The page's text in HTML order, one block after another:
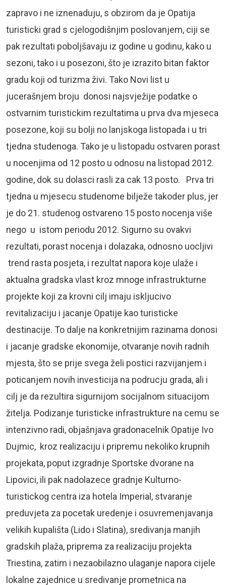
zapravo i ne iznenaduju, s obzirom da je Opatija
turisticki grad s cjelogodišnjim poslovanjem, ciji se
pak rezultati poboljšavaju iz godine u godinu, kako u
sezoni, tako i u posezoni, što je izrazito bitan faktor
gradu koji od turizma živi. Tako Novi list u
jucerašnjem broju donosi najsvježije podatke o
ostvarnim turistickim rezultatima u prva dva mjeseca
posezone, koji su bolji no lanjskoga listopada i u tri
tjedna studenoga. Tako je u listopadu ostvaren porast
u nocenjima od 12 posto u odnosu na listopad 2012.
godine, dok su dolasci rasli za cak 13 posto. Prva tri
tjedna u mjesecu studenome bilježe takoder plus, jer
je do 21. studenog ostvareno 15 posto nocenja više
nego u istom periodu 2012. Sigurno su ovakvi
rezultati, porast nocenja i dolazaka, odnosno uocljivi
trend rasta posjeta, i rezultat napora koje ulaže i
aktualna gradska vlast kroz mnoge infrastrukturne
projekte koji za krovni cilj imaju iskljucivo
revitalizaciju i jacanje Opatije kao turisticke
destinacije. To dalje na konkretnijim razinama donosi
i jacanje gradske ekonomije, otvaranje novih radnih
mjesta, što se prije svega želi postici razvijanjem i
poticanjem novih investicija na podrucju grada, ali i
cilj je da rezultira sigurnijom socijalnom situacijom
žitelja. Podizanje turisticke infrastrukture na cemu se
intenzivno radi, objašnjava gradonacelnik Opatije Ivo
Dujmic, kroz realizaciju i pripremu nekoliko krupnih
projekata, poput izgradnje Sportske dvorane na
Lipovici, ili pak nadolazece gradnje Kulturno-
turistickog centra iza hotela Imperial, stvaranje
preduvjeta za pocetak uredenje i osuvremenjavanja
velikih kupališta (Lido i Slatina), sredivanja manjih
gradskih plaža, priprema za realizaciju projekta
Triestina, zatim i nezaobilazno ulaganje napora cijele
lokalne zajednice u sredivanje prometnica na